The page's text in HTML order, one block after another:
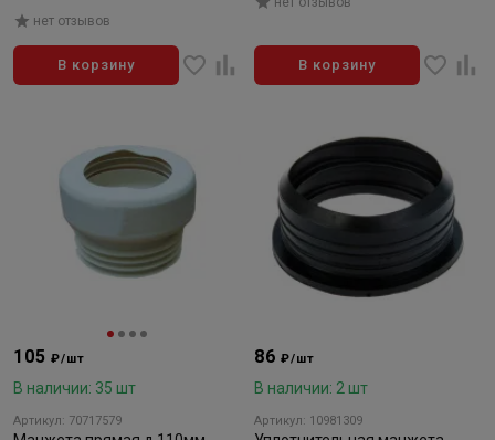
нет отзывов
В корзину В корзину
105₽/шт
В наличии: 35 шт
Артикул: 70717579
86₽/шт
В наличии: 2 шт
Артикул: 10981309